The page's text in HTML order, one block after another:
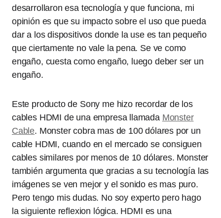
desarrollaron esa tecnología y que funciona, mi
opinión es que su impacto sobre el uso que pueda
dar a los dispositivos donde la use es tan pequeño
que ciertamente no vale la pena. Se ve como
engaño, cuesta como engaño, luego deber ser un
engaño.
Este producto de Sony me hizo recordar de los
cables HDMI de una empresa llamada Monster
Cable. Monster cobra mas de 100 dólares por un
cable HDMI, cuando en el mercado se consiguen
cables similares por menos de 10 dólares. Monster
también argumenta que gracias a su tecnología las
imágenes se ven mejor y el sonido es mas puro.
Pero tengo mis dudas. No soy experto pero hago
la siguiente reflexion lógica. HDMI es una